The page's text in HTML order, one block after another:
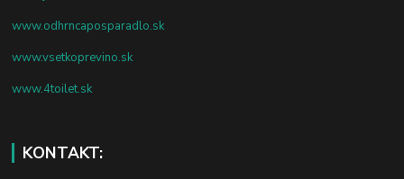
www.odhrncaposparadlo.sk
www.vsetkoprevino.sk
www.4toilet.sk
KONTAKT: